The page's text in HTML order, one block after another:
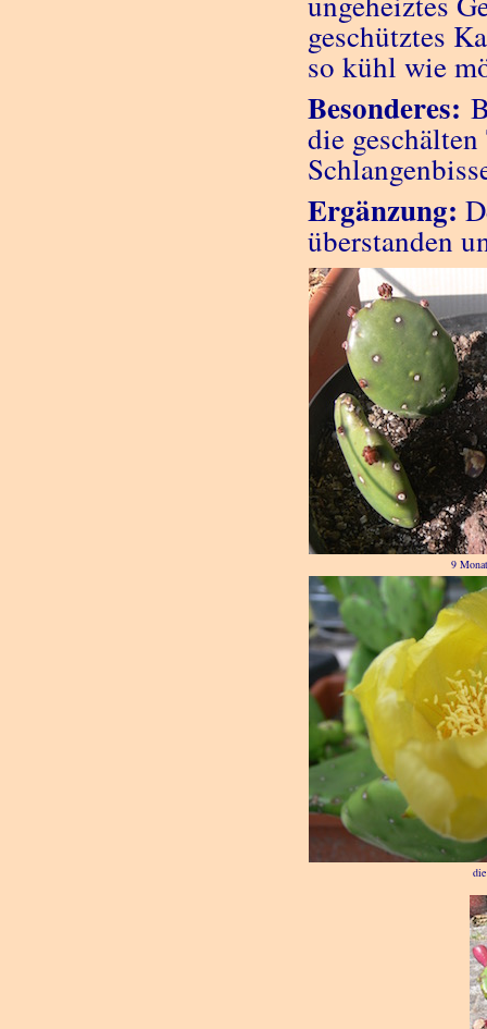
geschütztes
so kühl wie
Besonderes:
die
Ergänzung:
überstanden
9